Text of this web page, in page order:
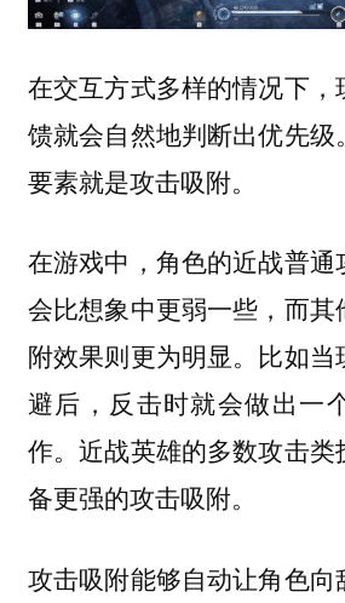
在交互方式多样的情况下，
馈就会自然地判断出优先
要素就是攻击吸附。
在游戏中，角色的近战普通
会比想象中更弱一些，而其
附效果则更为明显。比如当
避后，反击时就会做出一
作。近战英雄的多数攻击
备更强的攻击吸附。
攻击吸附能够自动让角色